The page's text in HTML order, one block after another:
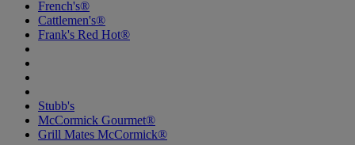
French's®
Cattlemen's®
Frank's Red Hot®
Stubb's
McCormick Gourmet®
Grill Mates McCormick®